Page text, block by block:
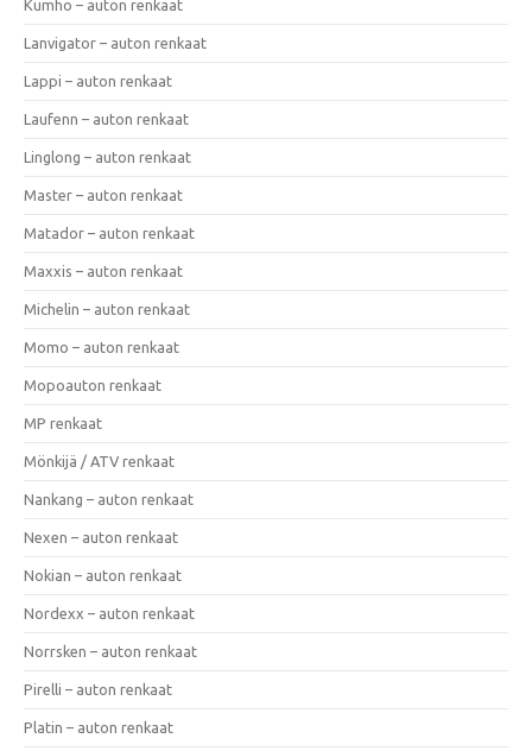
Kumho – auton renkaat
Lanvigator – auton renkaat
Lappi – auton renkaat
Laufenn – auton renkaat
Linglong – auton renkaat
Master – auton renkaat
Matador – auton renkaat
Maxxis – auton renkaat
Michelin – auton renkaat
Momo – auton renkaat
Mopoauton renkaat
MP renkaat
Mönkijä / ATV renkaat
Nankang – auton renkaat
Nexen – auton renkaat
Nokian – auton renkaat
Nordexx – auton renkaat
Norrsken – auton renkaat
Pirelli – auton renkaat
Platin – auton renkaat